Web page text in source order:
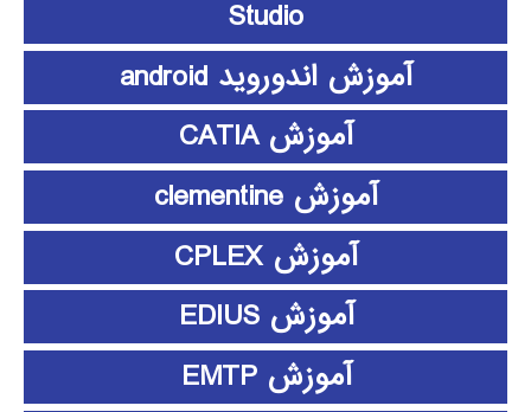
Studio
آموزش اندوروید android
آموزش CATIA
آموزش clementine
آموزش CPLEX
آموزش EDIUS
آموزش EMTP